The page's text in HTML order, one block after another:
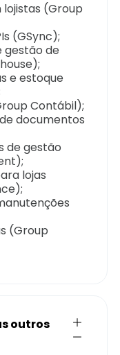
(Group
(GSync);
gestão de
e estoque
Contábil);
documentos
de gestão
lojas
(Group
outros